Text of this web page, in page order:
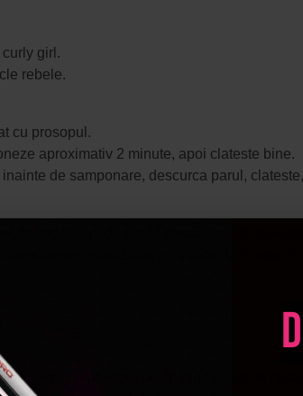
girl.
rebele.
cu prosopul.
aproximativ 2 minute, apoi clateste bine.
de samponare, descurca parul,
de cocos, unt de shea) creeaza un film
verzi, completate de un fundal cald si curat.